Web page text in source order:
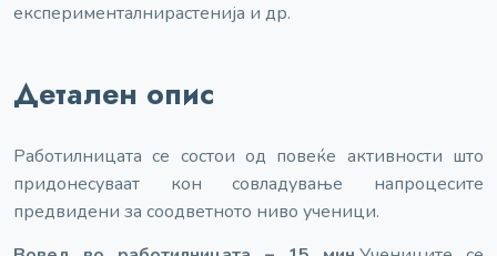
експерименталнирастенија и др.
Детален опис
Работилницата се состои од повеќе активности што
придонесуваат кон совладување напроцесите
предвидени за соодветното ниво ученици.